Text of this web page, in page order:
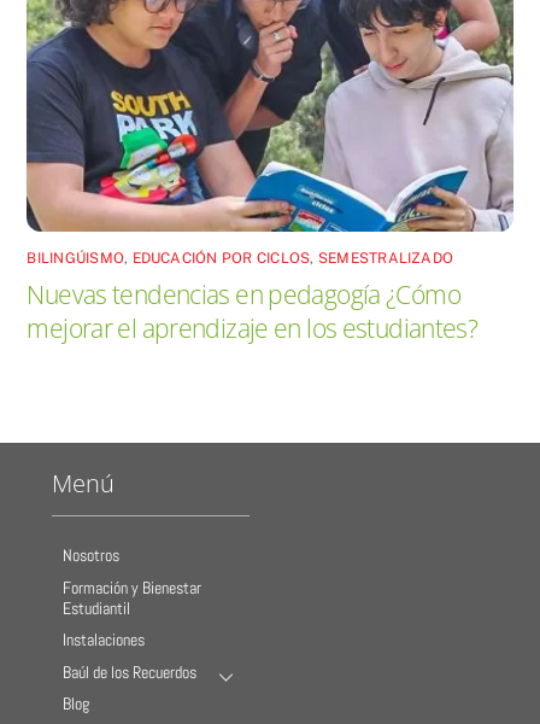
BILINGÚISMO, EDUCACIÓN POR CICLOS, SEMESTRALIZADO
Nuevas tendencias en pedagogía ¿Cómo
mejorar el aprendizaje en los estudiantes?
Menú
Nosotros
Formación y Bienestar
Estudiantil
Instalaciones
Baúl de los Recuerdos
Blog